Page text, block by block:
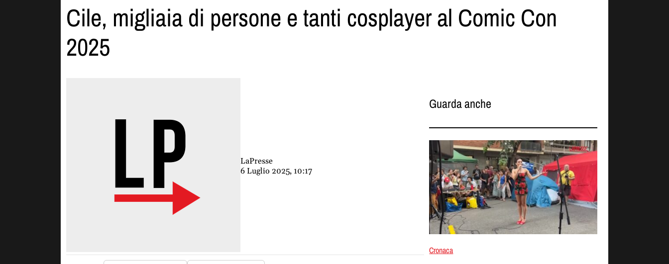
Cile, migliaia di persone e tanti cosplayer al Comic Con
2025
LaPresse
6 Luglio 2025, 10:17
Guarda anche
Cronaca